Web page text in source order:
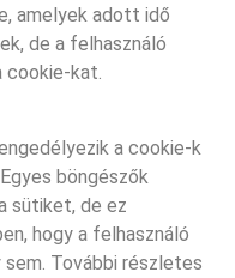
amelyek adott idő
de a felhasználó
cookie-kat.
a cookie-k
böngészők
sütiket, de ez
hogy a felhasználó
További részletes